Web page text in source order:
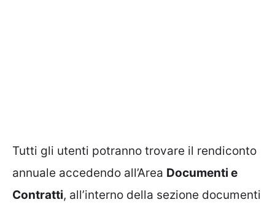
Tutti gli utenti potranno trovare il rendiconto
annuale accedendo all’Area Documenti e
Contratti, all’interno della sezione documenti